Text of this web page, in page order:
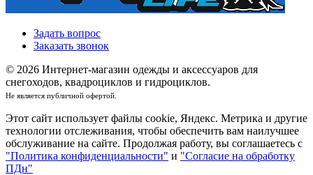
Задать вопрос
Заказать звонок
© 2026 Интернет-магазин одежды и аксессуаров для
снегоходов, квадроциклов и гидроциклов.
Не является публичной офертой.
Этот сайт использует файлы cookie, Яндекс. Метрика и другие
технологии отслеживания, чтобы обеспечить вам наилучшее
обслуживание на сайте. Продолжая работу, вы соглашаетесь с
"Политика конфиденциальности" и "Согласие на обработку
ПДн"